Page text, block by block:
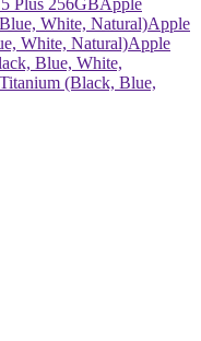
Plus 256GBApple
White, Natural)Apple
White, Natural)Apple
Blue, White,
(Black, Blue,